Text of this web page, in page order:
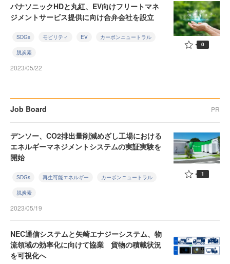
パナソニックHDと丸紅、EV向けフリートマネ
ジメントサービス提供に向け合弁会社を設立
SDGs モビリティ EV カーボンニュートラル
脱炭素
2023/05/22
0
Job Board PR
デンソー、CO2排出量削減めざし工場における
エネルギーマネジメントシステムの実証実験を
開始
SDGs 再生可能エネルギー カーボンニュートラル
脱炭素
2023/05/19
1
NEC通信システムと矢崎エナジーシステム、物
流領域の効率化に向けて協業 貨物の積載状況
を可視化へ